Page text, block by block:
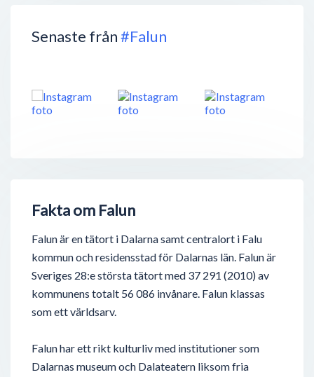
Senaste från#Falun
Fakta om Falun
Falun är en tätort i Dalarna samt centralort i Falu
kommun och residensstad för Dalarnas län. Falun är
Sveriges 28:e största tätort med 37 291 (2010) av
kommunens totalt 56 086 invånare. Falun klassas
som ett världsarv.
Falun har ett rikt kulturliv med institutioner som
Dalarnas museum och Dalateatern liksom fria